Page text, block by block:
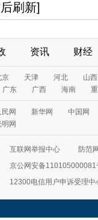
刷新]
资讯 财经
京 天津 河北
山西
广东 广西 海南
民网 新华网
中国网
明网
互联网举报中心
防范
京公网安备110105000081
12300电信用户申诉受理中